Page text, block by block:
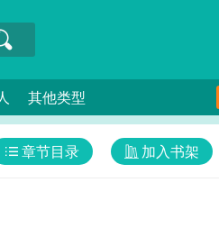
其他类型
加入书架
章节目录